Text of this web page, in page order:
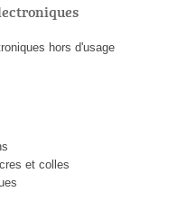
hors d'usage
et colles